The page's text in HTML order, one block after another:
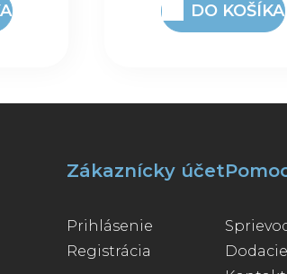
DO KOŠÍKA
Zákaznícky účet
Prihlásenie
Registrácia